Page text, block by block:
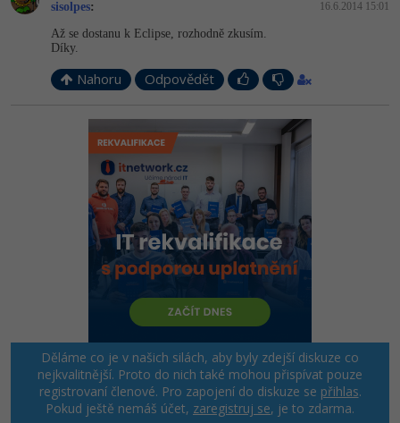
sisolpes: 16.6.2014 15:01
Až se dostanu k Eclipse, rozhodně zkusím.
Díky.
Nahoru Odpovědět
Děláme co je v našich silách, aby byly zdejší diskuze co
nejkvalitnější. Proto do nich také mohou přispívat pouze
registrovaní členové. Pro zapojení do diskuze se přihlas.
Pokud ještě nemáš účet, zaregistruj se, je to zdarma.